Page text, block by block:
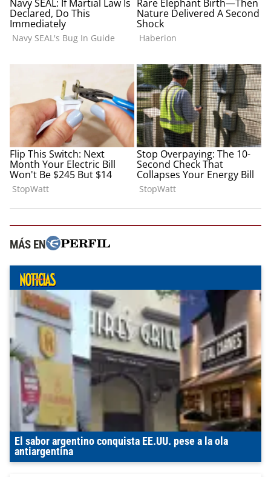
MÁS EN
El sabor argentino conquista EE.UU. pese a la ola
antiargentina